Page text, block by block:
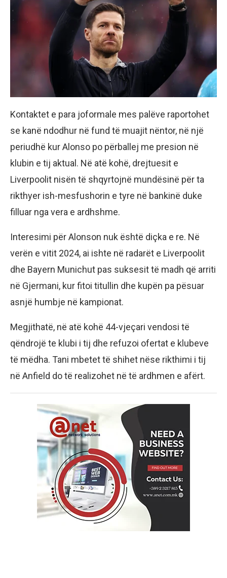
Kontaktet e para joformale mes palëve raportohet
se kanë ndodhur në fund të muajit nëntor, në një
periudhë kur Alonso po përballej me presion në
klubin e tij aktual. Në atë kohë, drejtuesit e
Liverpoolit nisën të shqyrtojnë mundësinë për ta
rikthyer ish-mesfushorin e tyre në bankinë duke
filluar nga vera e ardhshme.
Interesimi për Alonson nuk është diçka e re. Në
verën e vitit 2024, ai ishte në radarët e Liverpoolit
dhe Bayern Munichut pas suksesit të madh që arriti
në Gjermani, kur fitoi titullin dhe kupën pa pësuar
asnjë humbje në kampionat.
Megjithatë, në atë kohë 44-vjeçari vendosi të
qëndrojë te klubi i tij dhe refuzoi ofertat e klubeve
të mëdha. Tani mbetet të shihet nëse rikthimi i tij
në Anfield do të realizohet në të ardhmen e afërt.